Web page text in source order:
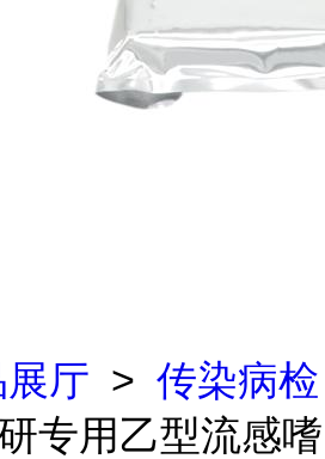
厅 > 传染病检
专用乙型流感嗜